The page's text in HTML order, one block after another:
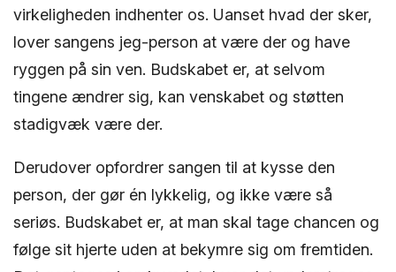
virkeligheden indhenter os. Uanset hvad der sker,
lover sangens jeg-person at være der og have
ryggen på sin ven. Budskabet er, at selvom
tingene ændrer sig, kan venskabet og støtten
stadigvæk være der.
Derudover opfordrer sangen til at kysse den
person, der gør én lykkelig, og ikke være så
seriøs. Budskabet er, at man skal tage chancen og
følge sit hjerte uden at bekymre sig om fremtiden.